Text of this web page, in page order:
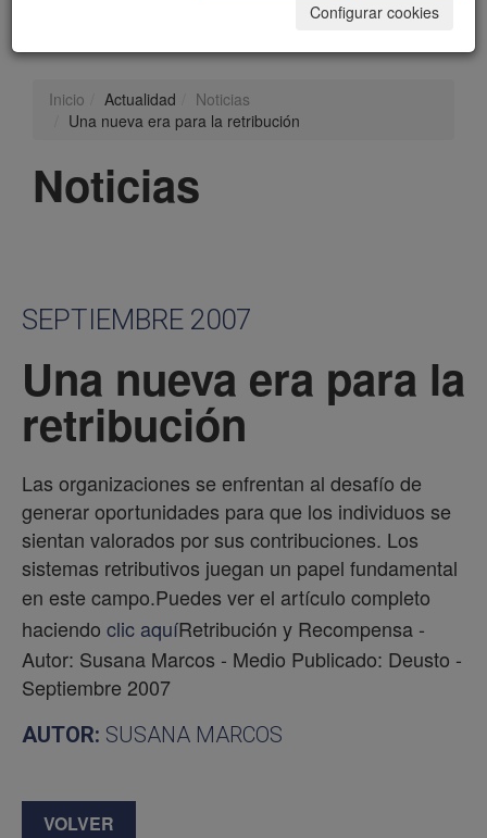
Inicio Actualidad
Noticias
Una nueva era para la retribución
Noticias
SEPTIEMBRE 2007
Una nueva era para la
retribución
Las organizaciones se enfrentan al desafío de
generar oportunidades para que los individuos se
sientan valorados por sus contribuciones. Los
sistemas retributivos juegan un papel fundamental
en este campo.Puedes ver el artículo completo
haciendo clic aquíRetribución y Recompensa -
Autor: Susana Marcos - Medio Publicado: Deusto -
Septiembre 2007
AUTOR: SUSANA MARCOS
VOLVER
Configurar cookies